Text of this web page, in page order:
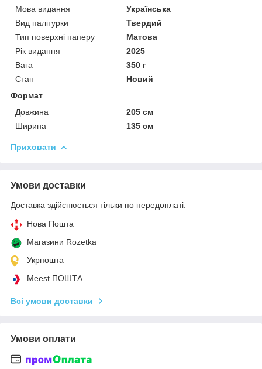
Мова видання
Українська
Вид палітурки
Твердий
Тип поверхні паперу
Матова
Рік видання
2025
Вага
350 г
Стан
Новий
Формат
Довжина
205 см
Ширина
135 см
Приховати
Умови доставки
Доставка здійснюється тільки по передоплаті.
Нова Пошта
Магазини Rozetka
Укрпошта
Meest ПОШТА
Всі умови доставки
Умови оплати